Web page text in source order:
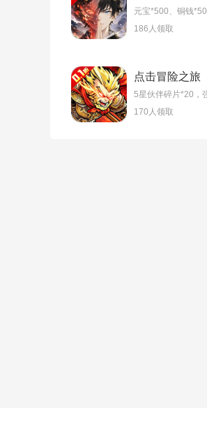
186人领取
170人领取